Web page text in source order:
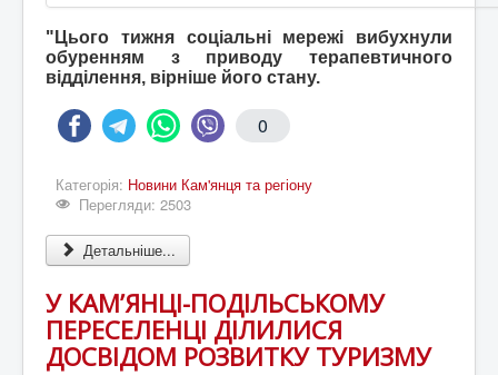
"Цього тижня соціальні мережі вибухнули
обуренням з приводу терапевтичного
відділення, вірніше його стану.
0
Категорія: Новини Кам'янця та регіону
Перегляди: 2503
Детальніше...
У КАМ’ЯНЦІ-ПОДІЛЬСЬКОМУ
ПЕРЕСЕЛЕНЦІ ДІЛИЛИСЯ
ДОСВІДОМ РОЗВИТКУ ТУРИЗМУ